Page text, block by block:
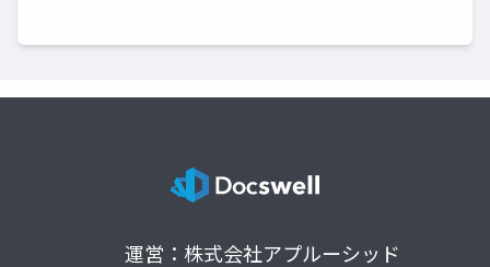
運営：株式会社アプルーシッド